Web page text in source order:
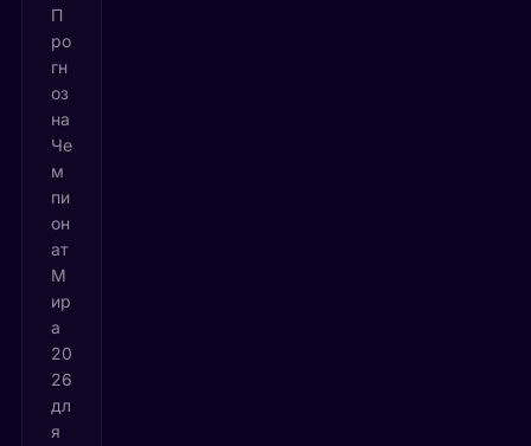
П
ро
гн
оз
на
Че
м
пи
он
ат
М
ир
а
20
26
дл
я